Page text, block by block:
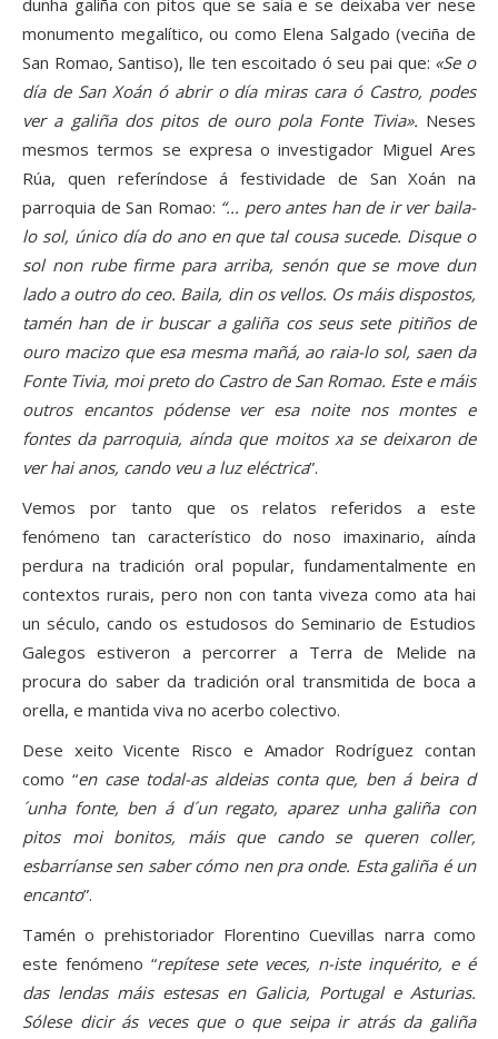
dunha galiña con pitos que se saía e se deixaba ver nese
monumento megalítico, ou como Elena Salgado (veciña de
San Romao, Santiso), lle ten escoitado ó seu pai que: «Se o
día de San Xoán ó abrir o día miras cara ó Castro, podes
ver a galiña dos pitos de ouro pola Fonte Tivia». Neses
mesmos termos se expresa o investigador Miguel Ares
Rúa, quen referíndose á festividade de San Xoán na
parroquia de San Romao: “... pero antes han de ir ver baila-
lo sol, único día do ano en que tal cousa sucede. Disque o
sol non rube firme para arriba, senón que se move dun
lado a outro do ceo. Baila, din os vellos. Os máis dispostos,
tamén han de ir buscar a galiña cos seus sete pitiños de
ouro macizo que esa mesma mañá, ao raia-lo sol, saen da
Fonte Tivia, moi preto do Castro de San Romao. Este e máis
outros encantos pódense ver esa noite nos montes e
fontes da parroquia, aínda que moitos xa se deixaron de
ver hai anos, cando veu a luz eléctrica”.
Vemos por tanto que os relatos referidos a este
fenómeno tan característico do noso imaxinario, aínda
perdura na tradición oral popular, fundamentalmente en
contextos rurais, pero non con tanta viveza como ata hai
un século, cando os estudosos do Seminario de Estudios
Galegos estiveron a percorrer a Terra de Melide na
procura do saber da tradición oral transmitida de boca a
orella, e mantida viva no acerbo colectivo.
Dese xeito Vicente Risco e Amador Rodríguez contan
como “en case todal-as aldeias conta que, ben á beira d
´unha fonte, ben á d´un regato, aparez unha galiña con
pitos moi bonitos, máis que cando se queren coller,
esbarríanse sen saber cómo nen pra onde. Esta galiña é un
encanto”.
Tamén o prehistoriador Florentino Cuevillas narra como
este fenómeno “repítese sete veces, n-iste inquérito, e é
das lendas máis estesas en Galicia, Portugal e Asturias.
Sólese dicir ás veces que o que seipa ir atrás da galiña